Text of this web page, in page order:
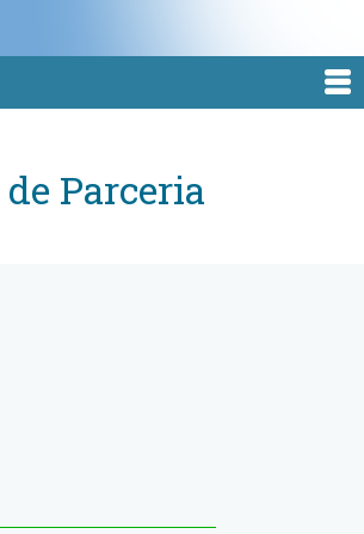
Parceria